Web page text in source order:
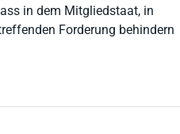
in dem Mitgliedstaat, in
Forderung behindern